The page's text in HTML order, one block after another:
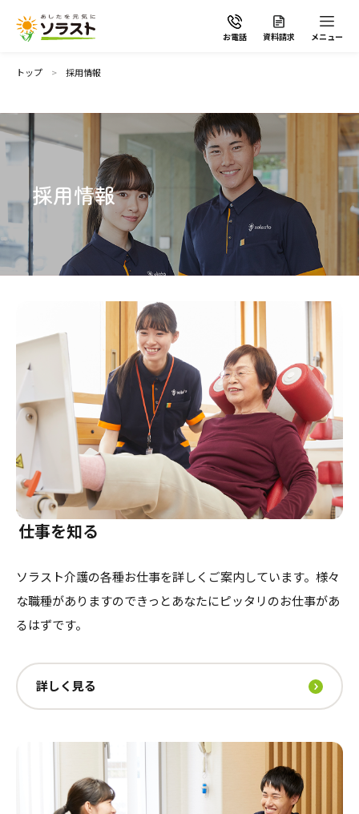
お電話 資料請求 メニュー
ソラストの想い
介護サービスから探す
介護サービスから探す
自宅から通う・泊まる
自宅でサービスを受ける
サービスの相談をする
地域から探す
介護のガイド
介護のガイド
介護保険サービスについて
介護保険サービス利用の流れ
採用情報
トップ 採用情報
採用情報
仕事を知る
ソラスト介護の各種お仕事を詳しくご案内しています。様々
な職種がありますのできっとあなたにピッタリのお仕事があ
るはずです。
詳しく見る